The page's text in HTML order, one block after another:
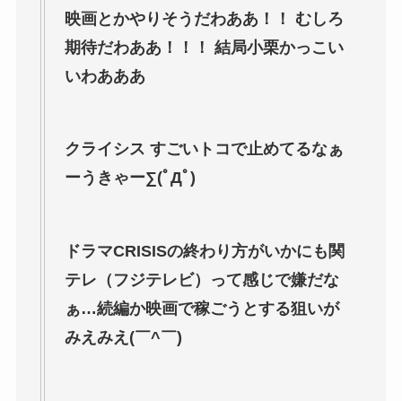
映画とかやりそうだわああ！！ むしろ
期待だわああ！！！ 結局小栗かっこい
いわあああ
クライシス すごいトコで止めてるなぁ
ーうきゃー∑(ﾟДﾟ)
ドラマCRISISの終わり方がいかにも関
テレ（フジテレビ）って感じで嫌だな
ぁ…続編か映画で稼ごうとする狙いが
みえみえ(￣^￣)ゞ